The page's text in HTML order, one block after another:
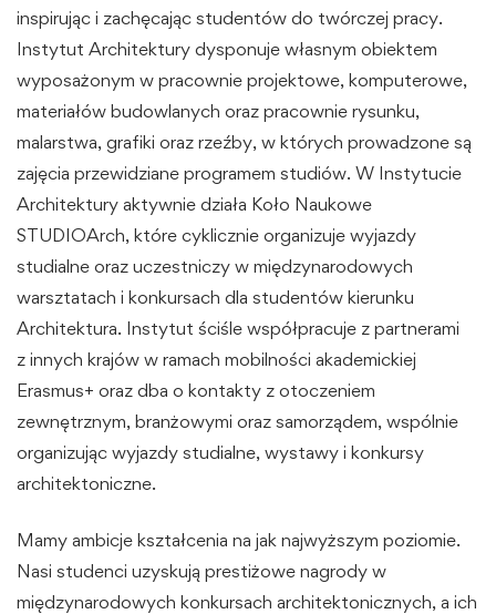
inspirując i zachęcając studentów do twórczej pracy.
Instytut Architektury dysponuje własnym obiektem
wyposażonym w pracownie projektowe, komputerowe,
materiałów budowlanych oraz pracownie rysunku,
malarstwa, grafiki oraz rzeźby, w których prowadzone są
zajęcia przewidziane programem studiów. W Instytucie
Architektury aktywnie działa Koło Naukowe
STUDIOArch, które cyklicznie organizuje wyjazdy
studialne oraz uczestniczy w międzynarodowych
warsztatach i konkursach dla studentów kierunku
Architektura. Instytut ściśle współpracuje z partnerami
z innych krajów w ramach mobilności akademickiej
Erasmus+ oraz dba o kontakty z otoczeniem
zewnętrznym, branżowymi oraz samorządem, wspólnie
organizując wyjazdy studialne, wystawy i konkursy
architektoniczne.
Mamy ambicje kształcenia na jak najwyższym poziomie.
Nasi studenci uzyskują prestiżowe nagrody w
międzynarodowych konkursach architektonicznych, a ich